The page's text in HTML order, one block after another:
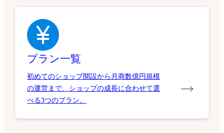
プラン一覧
初めてのショップ開設から月商数億円規模
の運営まで、ショップの成長に合わせて選
べる3つのプラン。